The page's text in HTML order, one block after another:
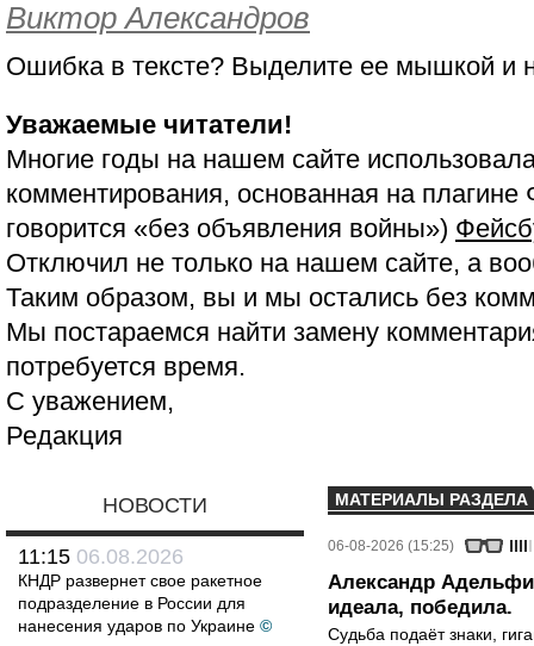
Виктор Александров
Ошибка в тексте? Выделите ее мышкой и
Уважаемые читатели!
Многие годы на нашем сайте
комментирования, основанная на
говорится «без объявления войны»)
Отключил не только на нашем сайте, а
Таким образом, вы и мы остались без
Мы постараемся найти замену
потребуется время.
С уважением,
Редакция
НОВОСТИ
11:15 06.08.2026
КНДР развернет свое ракетное
подразделение в России для
нанесения ударов по Украине ©
МАТЕРИАЛЫ РАЗДЕЛА
06-08-2026 (15:25)
Александр
идеала, победила.
Судьба подаёт знаки,